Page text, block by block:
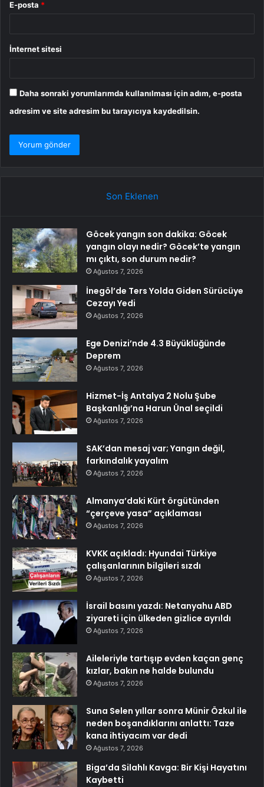
E-posta *
İnternet sitesi
Daha sonraki yorumlarımda kullanılması için adım, e-posta
adresim ve site adresim bu tarayıcıya kaydedilsin.
Son Eklenen
Göcek yangın son dakika: Göcek
yangın olayı nedir? Göcek’te yangın
mı çıktı, son durum nedir?
Ağustos 7, 2026
İnegöl’de Ters Yolda Giden Sürücüye
Cezayı Yedi
Ağustos 7, 2026
Ege Denizi’nde 4.3 Büyüklüğünde
Deprem
Ağustos 7, 2026
Hizmet-İş Antalya 2 Nolu Şube
Başkanlığı’na Harun Ünal seçildi
Ağustos 7, 2026
SAK’dan mesaj var; Yangın değil,
farkındalık yayalım
Ağustos 7, 2026
Almanya’daki Kürt örgütünden
“çerçeve yasa” açıklaması
Ağustos 7, 2026
KVKK açıkladı: Hyundai Türkiye
çalışanlarının bilgileri sızdı
Ağustos 7, 2026
İsrail basını yazdı: Netanyahu ABD
ziyareti için ülkeden gizlice ayrıldı
Ağustos 7, 2026
Aileleriyle tartışıp evden kaçan genç
kızlar, bakın ne halde bulundu
Ağustos 7, 2026
Suna Selen yıllar sonra Münir Özkul ile
neden boşandıklarını anlattı: Taze
kana ihtiyacım var dedi
Ağustos 7, 2026
Biga’da Silahlı Kavga: Bir Kişi Hayatını
Kaybetti